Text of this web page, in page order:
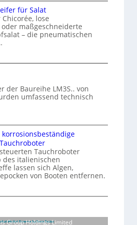
v
o
n
y
c
A
I
a
u
f
d
e
e
c
h
e
I
l
i
n
z
e
r
s
t
t
für Salat
lose
maßgeschneiderte
– die pneumatischen
der Baureihe LM3S.. von
umfassend technisch
Tauchroboter
des italienischen
lassen sich Algen,
von Booten entfernen.
Group Holdings Limited